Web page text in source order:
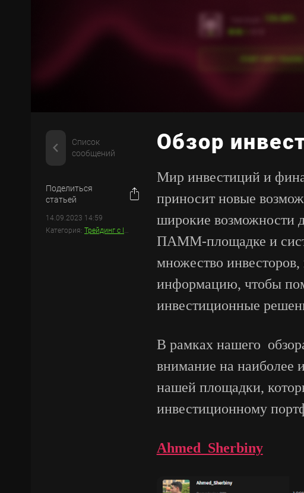
Список
сообщений
Поделиться
статьей
14.09.2023 14:59
Категория: Трейдинг с Investizo
Обзор
Мир инвестиций и
приносит новые
широкие возможности
ПАММ-площадке и
множество
информацию, чтобы
инвестиционные
В рамках нашего
внимание на наиболее
нашей площадки,
инвестиционному
Ahmed_Sherbiny